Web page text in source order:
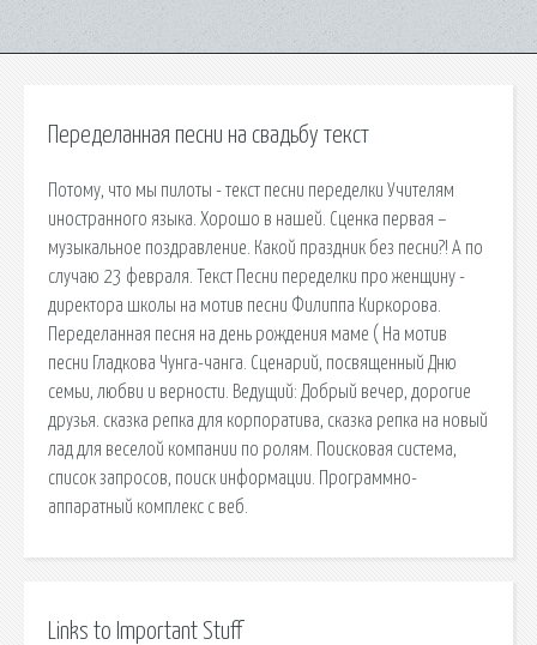
Переделанная песни на свадьбу текст
Потому, что мы пилоты - текст песни переделки Учителям
иностранного языка. Хорошо в нашей. Сценка первая –
музыкальное поздравление. Какой праздник без песни?! А по
случаю 23 февраля. Текст Песни переделки про женщину -
директора школы на мотив песни Филиппа Киркорова.
Переделанная песня на день рождения маме ( На мотив
песни Гладкова Чунга-чанга. Сценарий, посвященный Дню
семьи, любви и верности. Ведущий: Добрый вечер, дорогие
друзья. сказка репка для корпоратива, сказка репка на новый
лад для веселой компании по ролям. Поисковая сиcтема,
список запросов, поиск информации. Программно-
аппаратный комплекс с веб.
Links to Important Stuff